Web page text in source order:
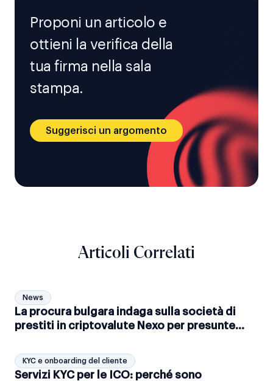
Proponi un articolo e
ottieni la verifica della
tua firma nella sala
stampa.
Suggerisci un argomento
Articoli Correlati
News
La procura bulgara indaga sulla società di
prestiti in criptovalute Nexo per presunte
KYC e onboarding del cliente
Servizi KYC per le ICO: perché sono